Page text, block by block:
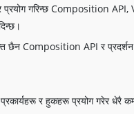
गरिन्छ Composition API,
Composition API र प्रदर्शन र
र हुकहरू प्रयोग गरेर धेरै